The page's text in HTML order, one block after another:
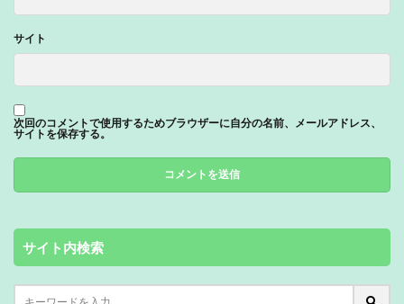
サイト
次回のコメントで使用するためブラウザーに自分の名前、メールアドレス、
サイトを保存する。
サイト内検索